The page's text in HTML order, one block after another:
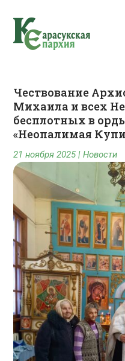
Чествование
Михаила и всех
бесплотных в
«Неопалимая
21 ноября 2025|Новости